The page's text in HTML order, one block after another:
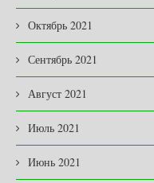
Октябрь 2021
Сентябрь 2021
Август 2021
Июль 2021
Июнь 2021